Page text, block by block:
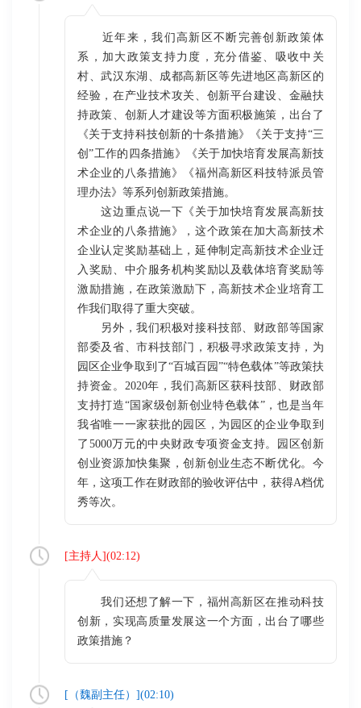
近年来，我们高新区不断完善创新政策体
系，加大政策支持力度，充分借鉴、吸收中关
村、武汉东湖、成都高新区等先进地区高新区的
经验，在产业技术攻关、创新平台建设、金融扶
持政策、创新人才建设等方面积极施策，出台了
《关于支持科技创新的十条措施》《关于支持“三
创”工作的四条措施》《关于加快培育发展高新技
术企业的八条措施》《福州高新区科技特派员管
理办法》等系列创新政策措施。
这边重点说一下《关于加快培育发展高新技
术企业的八条措施》，这个政策在加大高新技术
企业认定奖励基础上，延伸制定高新技术企业迁
入奖励、中介服务机构奖励以及载体培育奖励等
激励措施，在政策激励下，高新技术企业培育工
作我们取得了重大突破。
另外，我们积极对接科技部、财政部等国家
部委及省、市科技部门，积极寻求政策支持，为
园区企业争取到了“百城百园”“特色载体”等政策扶
持资金。2020年，我们高新区获科技部、财政部
支持打造“国家级创新创业特色载体”，也是当年
我省唯一一家获批的园区，为园区的企业争取到
了5000万元的中央财政专项资金支持。园区创新
创业资源加快集聚，创新创业生态不断优化。今
年，这项工作在财政部的验收评估中，获得A档优
秀等次。
[主持人](02:12)
我们还想了解一下，福州高新区在推动科技
创新，实现高质量发展这一个方面，出台了哪些
政策措施？
[（魏副主任）](02:10)